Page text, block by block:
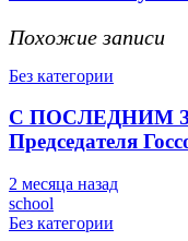
Похожие записи
Без категории
С ПОСЛЕДНИМ
Председателя
2 месяца назад
school
Без категории